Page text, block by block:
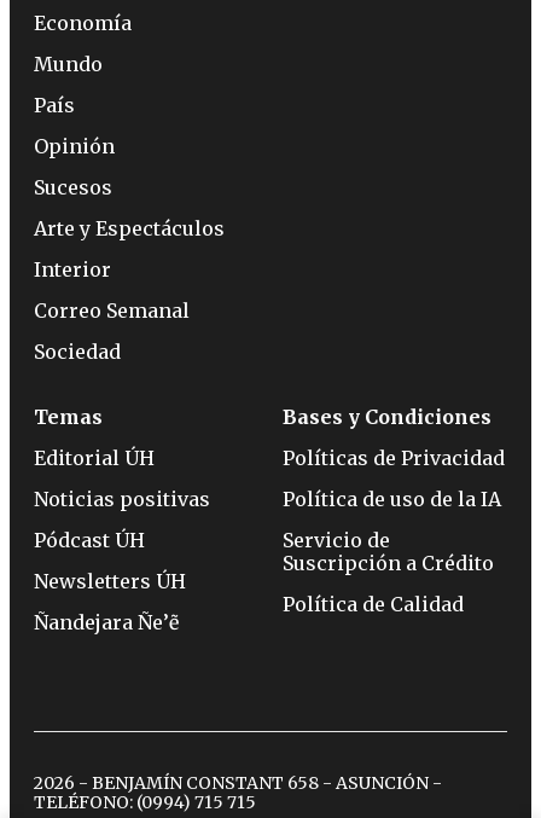
Economía
Mundo
País
Opinión
Sucesos
Arte y Espectáculos
Interior
Correo Semanal
Sociedad
Temas
Editorial ÚH
Noticias positivas
Pódcast ÚH
Newsletters ÚH
Ñandejara Ñe’ẽ
Bases y Condiciones
Políticas de Privacidad
Política de uso de la IA
Servicio de
Suscripción a Crédito
Política de Calidad
2026 - BENJAMÍN CONSTANT 658 - ASUNCIÓN -
TELÉFONO: (0994) 715 715